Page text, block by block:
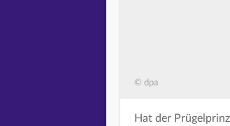
© dpa
Hat der